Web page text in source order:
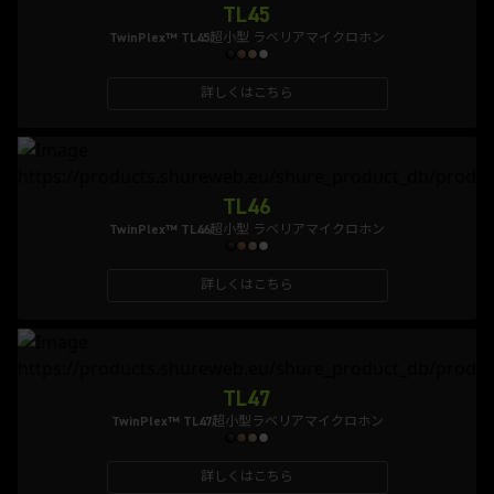
TL45
TwinPlex™ TL45超小型 ラベリアマイクロホン
詳しくはこちら
TL46
TwinPlex™ TL46超小型 ラベリアマイクロホン
詳しくはこちら
TL47
TwinPlex™ TL47超小型ラベリアマイクロホン
詳しくはこちら